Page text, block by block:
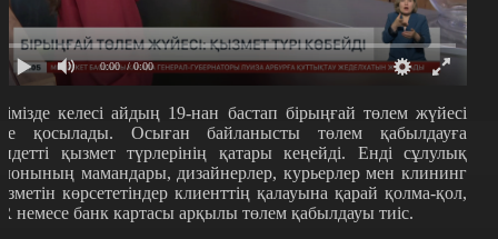
0:00 / 0:00
келесі айдың 19-нан бастап бірыңғай төлем жүйесі
қосылады. Осыған байланысты төлем қабылдауға
қызмет түрлерінің қатары кеңейді. Енді сұлулық
мамандары, дизайнерлер, курьерлер мен клининг
көрсететіндер клиенттің қалауына қарай қолма-қол,
немесе банк картасы арқылы төлем қабылдауы тиіс.